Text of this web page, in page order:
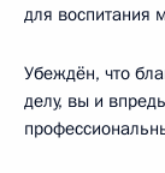
для воспитания
Убеждён, что
делу, вы и